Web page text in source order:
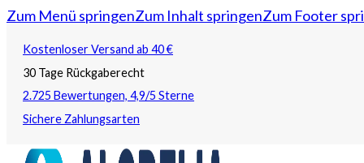
Zum Menü springenZum Inhalt springenZum Footer
Kostenloser Versand ab 40 €
30 Tage Rückgaberecht
2.725 Bewertungen, 4,9/5 Sterne
Sichere Zahlungsarten